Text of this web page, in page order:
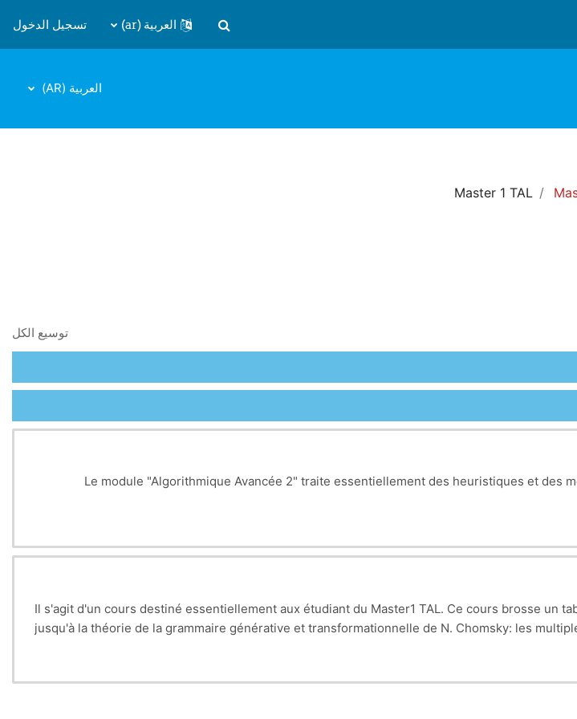
تبديل إدخال البحث
العربية ‎(ar)‎ تسجيل الدخول
العربية ‎(AR)‎
Master 1 TAL
توسيع الكل
Le module "Algorithmique Avancée 2" traite essentiellement des heuristiques et
une autre solution, l'exploration
Il sera aussi montré quels seront les inconvénients à générer une solution de
Il s'agit d'un cours destiné essentiellement aux étudiant du Master1 TAL. Ce cours brosse un
jusqu'à la théorie de la grammaire générative et transformationnelle de N. Chomsky: les